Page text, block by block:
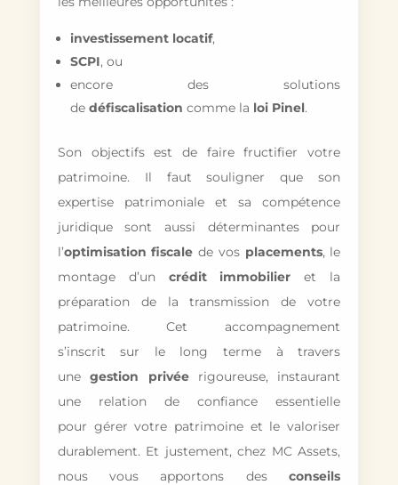
investissement locatif,
SCPI, ou
encore des solutions
de défiscalisation comme la loi Pinel.
Son objectifs est de faire fructifier votre
patrimoine. Il faut souligner que son
expertise patrimoniale et sa compétence
juridique sont aussi déterminantes pour
l’optimisation fiscale de vos placements, le
montage d’un crédit immobilieret la
préparation de la transmission de votre
patrimoine. Cet accompagnement
s’inscrit sur le long terme à travers
unegestion privéerigoureuse, instaurant
une relation de confiance essentielle
pour gérer votre patrimoine et le valoriser
durablement. Et justement, chez MC Assets,
nous vous apportons desconseils